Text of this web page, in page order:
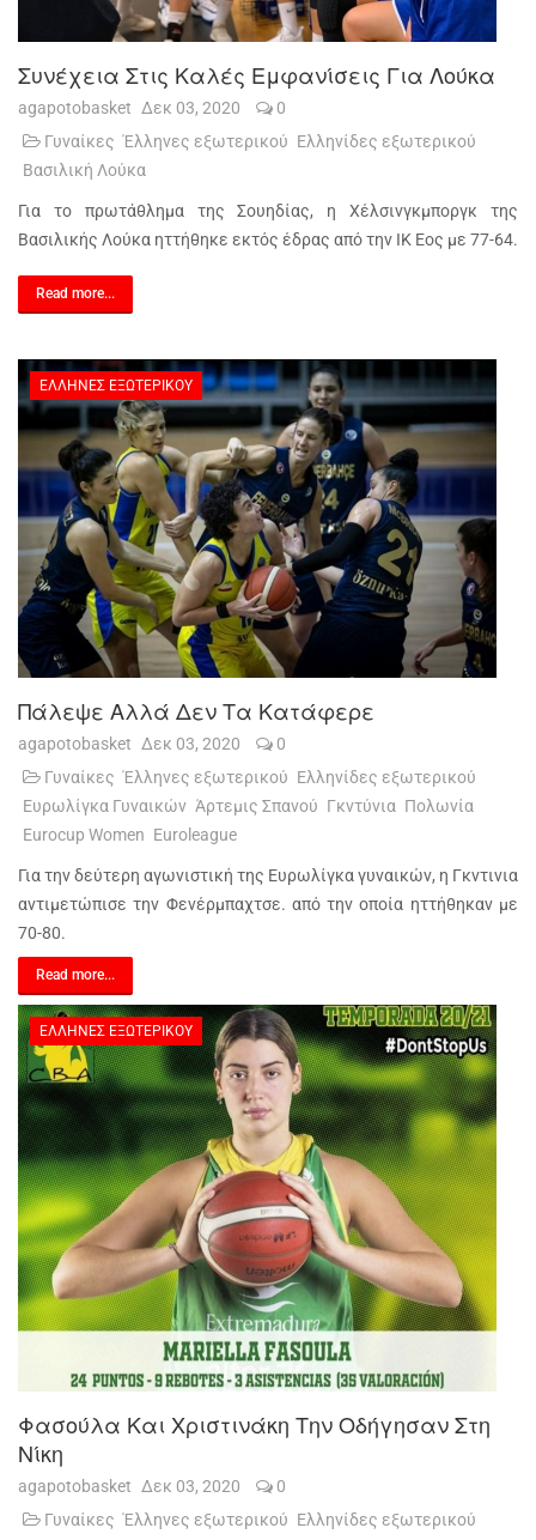
Συνέχεια Στις Καλές Εμφανίσεις Για Λούκα
agapotobasket Δεκ 03, 2020
0
Γυναίκες Έλληνες εξωτερικού Ελληνίδες εξωτερικού
Βασιλική Λούκα
Για το πρωτάθλημα της Σουηδίας, η Χέλσινγκμποργκ της
Βασιλικής Λούκα ηττήθηκε εκτός έδρας από την ΙΚ Εος με 77-64.
Read more...
ΈΛΛΗΝΕΣ ΕΞΩΤΕΡΙΚΟΎ
Πάλεψε Αλλά Δεν Τα Κατάφερε
agapotobasket Δεκ 03, 2020
0
Γυναίκες Έλληνες εξωτερικού Ελληνίδες εξωτερικού
Ευρωλίγκα Γυναικών Άρτεμις Σπανού Γκντύνια Πολωνία
Eurocup Women Euroleague
Για την δεύτερη αγωνιστική της Ευρωλίγκα γυναικών, η Γκντινια
αντιμετώπισε την Φενέρμπαχτσε. από την οποία ηττήθηκαν με
70-80.
Read more...
ΈΛΛΗΝΕΣ ΕΞΩΤΕΡΙΚΟΎ
Φασούλα Και Χριστινάκη Την Οδήγησαν Στη
Νίκη
agapotobasket Δεκ 03, 2020
0
Γυναίκες Έλληνες εξωτερικού Ελληνίδες εξωτερικού